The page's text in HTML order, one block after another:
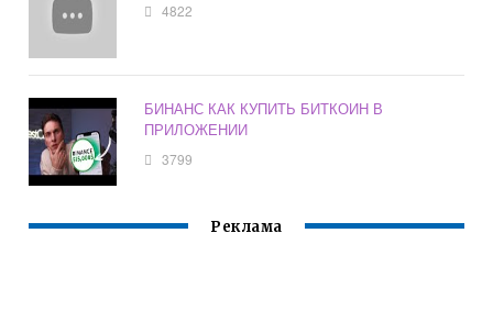
4822
БИНАНС КАК КУПИТЬ БИТКОИН В
ПРИЛОЖЕНИИ
3799
Реклама